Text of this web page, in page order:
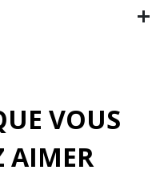
VOUS
AIMER